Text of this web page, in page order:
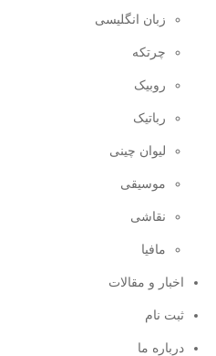
زبان انگلیسی
چرتکه
روبیک
رباتیک
لیوان چینی
موسیقی
نقاشی
مافیا
اخبار و مقالات
ثبت نام
درباره ما